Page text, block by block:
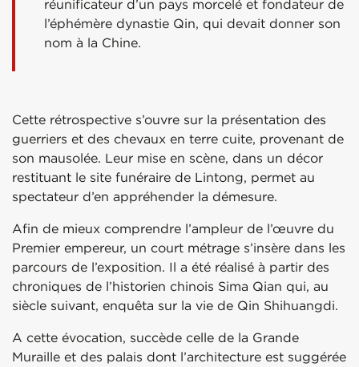
réunificateur d’un pays morcelé et fondateur de
l’éphémère dynastie Qin, qui devait donner son
nom à la Chine.
Cette rétrospective s’ouvre sur la présentation des
guerriers et des chevaux en terre cuite, provenant de
son mausolée. Leur mise en scène, dans un décor
restituant le site funéraire de Lintong, permet au
spectateur d’en appréhender la démesure.
Afin de mieux comprendre l’ampleur de l’œuvre du
Premier empereur, un court métrage s’insère dans les
parcours de l’exposition. Il a été réalisé à partir des
chroniques de l’historien chinois Sima Qian qui, au
siècle suivant, enquêta sur la vie de Qin Shihuangdi.
A cette évocation, succède celle de la Grande
Muraille et des palais dont l’architecture est suggérée